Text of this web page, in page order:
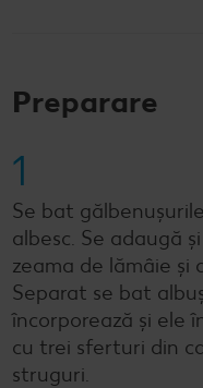
Preparare
1
Se bat
albesc. Se adaugă
zeama de lămâie și
Separat se bat
încorporează și ele
cu trei sferturi din
struguri.